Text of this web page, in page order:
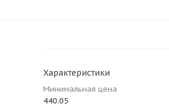
Характеристики
Минимальная цена
440.05